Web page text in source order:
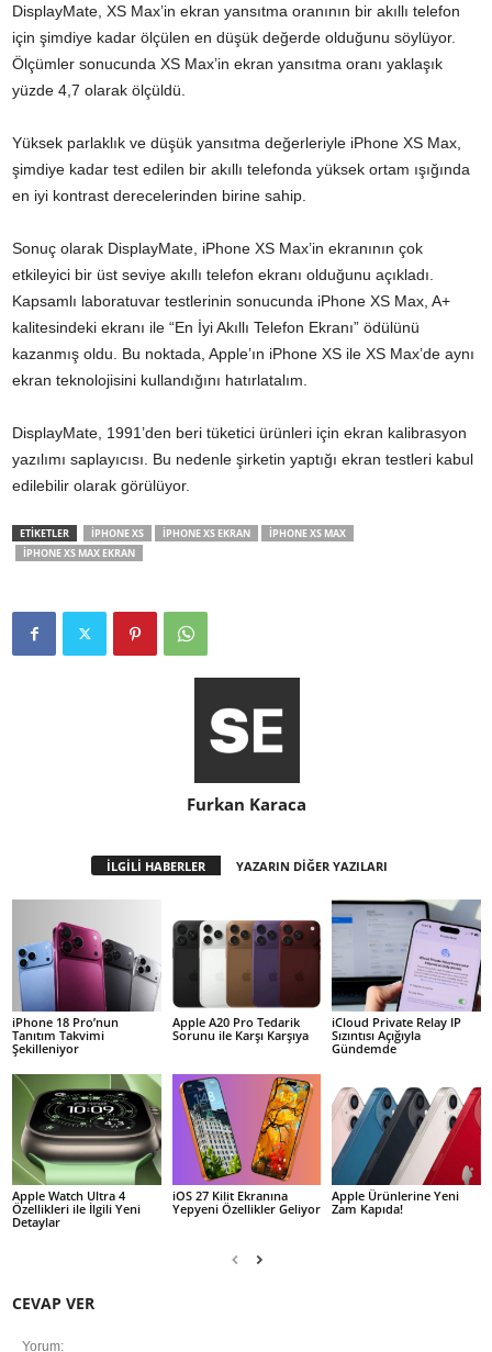
DisplayMate, XS Max’in ekran yansıtma oranının bir akıllı telefon
için şimdiye kadar ölçülen en düşük değerde olduğunu söylüyor.
Ölçümler sonucunda XS Max’in ekran yansıtma oranı yaklaşık
yüzde 4,7 olarak ölçüldü.
Yüksek parlaklık ve düşük yansıtma değerleriyle iPhone XS Max,
şimdiye kadar test edilen bir akıllı telefonda yüksek ortam ışığında
en iyi kontrast derecelerinden birine sahip.
Sonuç olarak DisplayMate, iPhone XS Max’in ekranının çok
etkileyici bir üst seviye akıllı telefon ekranı olduğunu açıkladı.
Kapsamlı laboratuvar testlerinin sonucunda iPhone XS Max, A+
kalitesindeki ekranı ile “En İyi Akıllı Telefon Ekranı” ödülünü
kazanmış oldu. Bu noktada, Apple’ın iPhone XS ile XS Max’de aynı
ekran teknolojisini kullandığını hatırlatalım.
DisplayMate, 1991’den beri tüketici ürünleri için ekran kalibrasyon
yazılımı saplayıcısı. Bu nedenle şirketin yaptığı ekran testleri kabul
edilebilir olarak görülüyor.
ETİKETLER IPHONE XS IPHONE XS EKRAN
IPHONE XS MAX
IPHONE XS MAX EKRAN
Furkan Karaca
İLGİLİ HABERLER YAZARIN DİĞER YAZILARI
iPhone 18 Pro’nun
Tanıtım Takvimi
Şekilleniyor
Apple A20 Pro Tedarik
Sorunu ile Karşı Karşıya
iCloud Private Relay IP
Sızıntısı Açığıyla
Gündemde
Apple Watch Ultra 4
Özellikleri ile İlgili Yeni
Detaylar
iOS 27 Kilit Ekranına
Yepyeni Özellikler Geliyor
Apple Ürünlerine Yeni
Zam Kapıda!
CEVAP VER